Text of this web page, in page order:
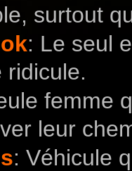
surtout
: Le seul
ridicule.
femme
leur
: Véhicule